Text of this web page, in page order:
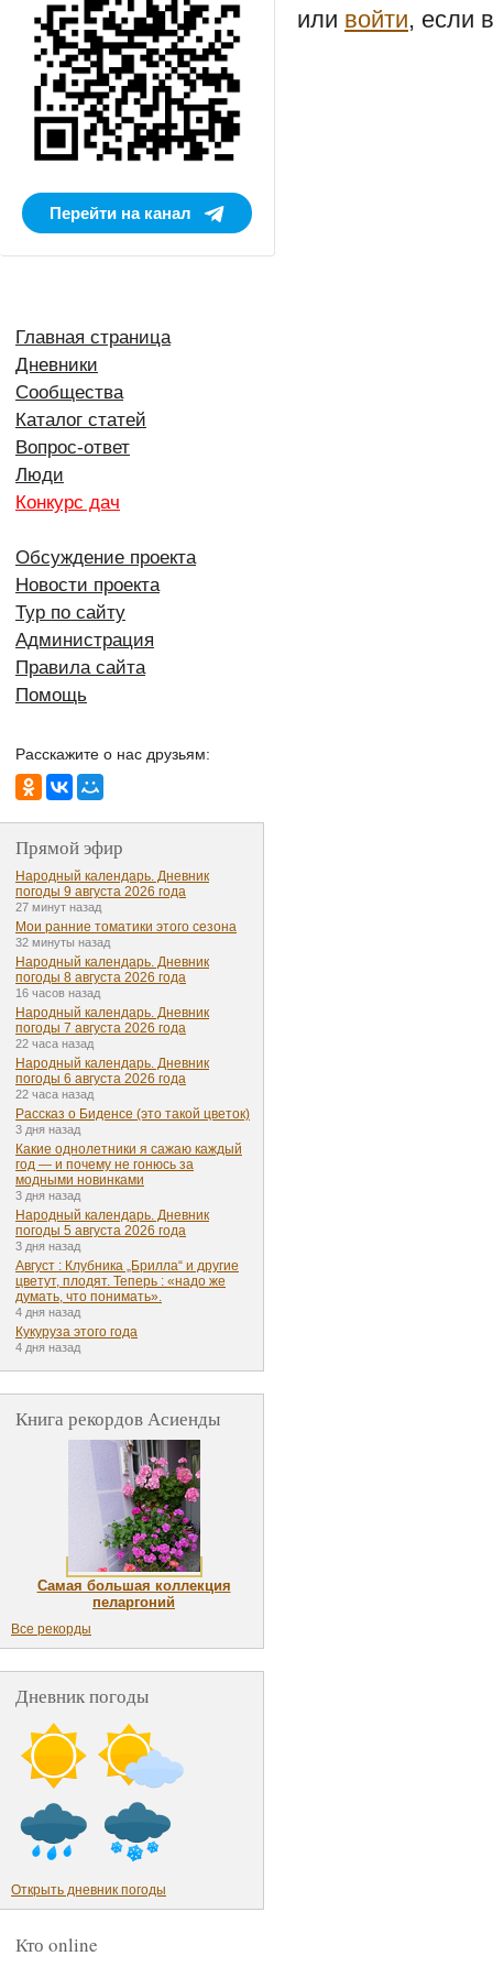
или войти, если
Перейти на канал
Главная страница
Дневники
Сообщества
Каталог статей
Вопрос-ответ
Люди
Конкурс дач
Обсуждение проекта
Новости проекта
Тур по сайту
Администрация
Правила сайта
Помощь
Расскажите о нас друзьям:
Прямой эфир
Народный календарь. Дневник
погоды 9 августа 2026 года
27 минут назад
Мои ранние томатики этого сезона
32 минуты назад
Народный календарь. Дневник
погоды 8 августа 2026 года
16 часов назад
Народный календарь. Дневник
погоды 7 августа 2026 года
22 часа назад
Народный календарь. Дневник
погоды 6 августа 2026 года
22 часа назад
Рассказ о Биденсе (это такой цветок)
3 дня назад
Какие однолетники я сажаю каждый
год — и почему не гонюсь за
модными новинками
3 дня назад
Народный календарь. Дневник
погоды 5 августа 2026 года
3 дня назад
Август : Клубника „Брилла“ и другие
цветут, плодят. Теперь : «надо же
думать, что понимать».
4 дня назад
Кукуруза этого года
4 дня назад
Книга рекордов Асиенды
Самая большая коллекция
пеларгоний
Все рекорды
Дневник погоды
Открыть дневник погоды
Кто online